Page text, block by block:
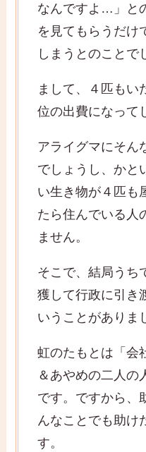
なんですよ…」と
を見てもらうだけ
しまうとのことで
まして、４匹もい
位の出費になって
アライグマにそん
でしょうし、かと
い生き物が４匹も
たら住んでいる人
ません。
そこで、結局うち
獲して行政に引き
いうことがありま
虹のたもとは「会
＆あやめの二人の
です。ですから、
んなことでも助け
す。